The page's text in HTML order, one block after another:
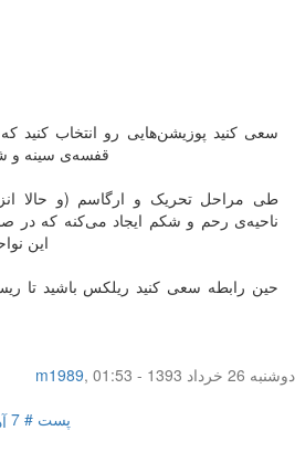
سعی کنید پوزیشن‌هایی رو انتخاب کنید
قفسه‌ی سینه و
طی مراحل تحریک و ارگاسم (و حالا
ناحیه‌ی رحم و شکم ایجاد می‌کنه که در
این
حین رابطه سعی کنید ریلکس باشید تا
m1989,
دوشنبه 26 خرداد 1393 - 01:53
پست # 7